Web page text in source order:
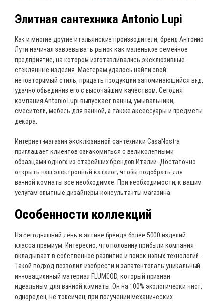
Элитная сантехника Antonio Lupi
Как и многие другие итальянские производители, бренд Антонио
Лупи начинал завоевывать рынок как маленькое семейное
предприятие, на котором изготавливались эксклюзивные
стеклянные изделия. Мастерам удалось найти свой
неповторимый стиль, придать продукции запоминающийся вид,
удачно объединив его с высочайшим качеством. Сегодня
компания Antonio Lupi выпускает ванны, умывальники,
смесители, мебель для ванной, а также аксессуары и предметы
декора.
Интернет-магазин эксклюзивной сантехники CasaNostra
приглашает клиентов ознакомиться с великолепными
образцами одного из старейших брендов Италии. Достаточно
открыть наш электронный каталог, чтобы подобрать для
ванной комнаты все необходимое. При необходимости, к вашим
услугам опытные дизайнеры-консультанты магазина.
Особенности коллекций
На сегодняшний день в активе бренда более 5000 изделий
класса премиум. Интересно, что половину прибыли компания
вкладывает в собственное развитие и поиск новых технологий.
Такой подход позволил изобрести и запатентовать уникальный
инновационный материал FLUMOOD, который признан
идеальным для ванной комнаты. Он на 100% экологически чист,
однороден, не токсичен, при получении механических